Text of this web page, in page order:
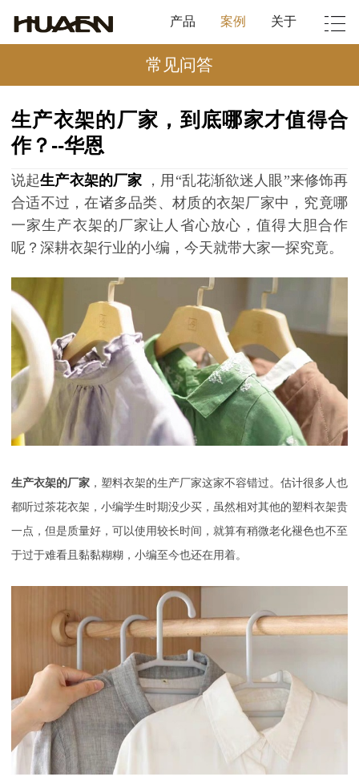
产品 案例 关于
常见问答
生产衣架的厂家，到底哪家才值得合
作？--华恩
说起生产衣架的厂家 ，用 “乱花渐欲迷人眼”来修饰再
合适不过，在诸多品类、材质的衣架厂家中，究竟哪
一家生产衣架的厂家让人省心放心，值得大胆合作
呢？深耕衣架行业的小编，今天就带大家一探究竟。
生产衣架的厂家 ，塑料衣架的生产厂家这家不容错过。估计很多人也
都听过茶花衣架，小编学生时期没少买，虽然相对其他的塑料衣架贵
一点，但是质量好，可以使用较长时间，就算有稍微老化褪色也不至
于过于难看且黏黏糊糊，小编至今也还在用着。